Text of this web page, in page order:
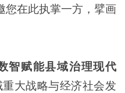
您在此执掌一方，擘画
智赋能县域治理现代
大战略与经济社会发